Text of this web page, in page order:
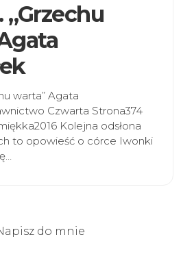
„Grzechu
warta” Agata
Czwarta Strona374
Kolejna odsłona
to opowieść o córce Iwonki
do mnie